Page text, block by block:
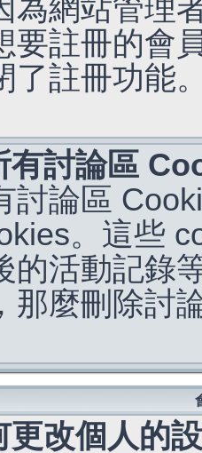
為網站管理
要註冊的會
了註冊功能
有討論區
討論區
。這些
的活動記錄
那麼刪除討
更改個人的